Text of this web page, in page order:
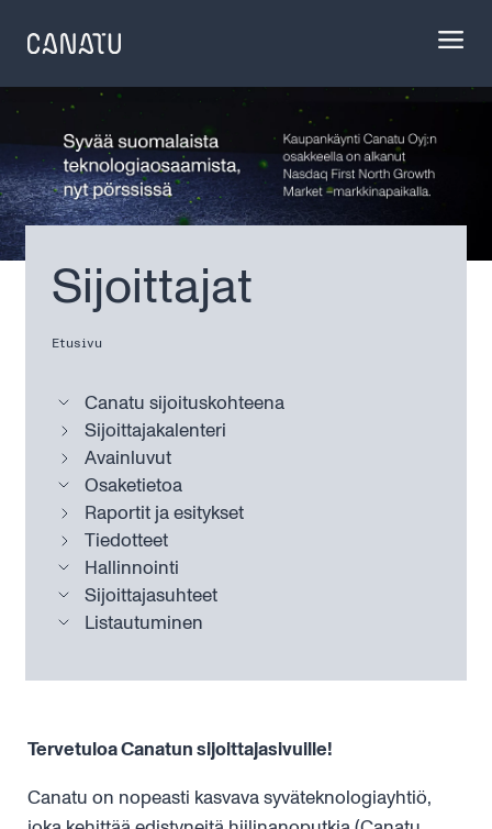
content
Sijoittajat
Etusivu
Canatu sijoituskohteena
Sijoittajakalenteri
Avainluvut
Osaketietoa
Raportit ja esitykset
Tiedotteet
Hallinnointi
Sijoittajasuhteet
Listautuminen
Tervetuloa Canatun sijoittajasivuille!
Canatu on nopeasti kasvava syväteknologiayhtiö,